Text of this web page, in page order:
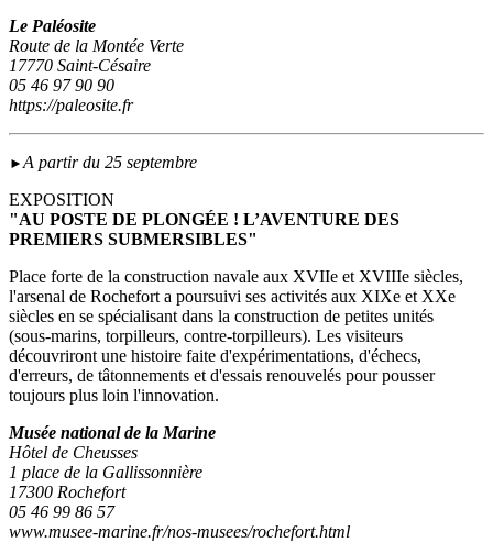
Le Paléosite
Route de la Montée Verte
17770 Saint-Césaire
05 46 97 90 90
https://paleosite.fr
►A partir du 25 septembre
EXPOSITION
"AU POSTE DE PLONGÉE ! L’AVENTURE DES
PREMIERS SUBMERSIBLES"
Place forte de la construction navale aux XVIIe et XVIIIe siècles,
l'arsenal de Rochefort a poursuivi ses activités aux XIXe et XXe
siècles en se spécialisant dans la construction de petites unités
(sous‑marins, torpilleurs, contre-torpilleurs). Les visiteurs
découvriront une histoire faite d'expérimentations, d'échecs,
d'erreurs, de tâtonnements et d'essais renouvelés pour pousser
toujours plus loin l'innovation.
Musée national de la Marine
Hôtel de Cheusses
1 place de la Gallissonnière
17300 Rochefort
05 46 99 86 57
www.musee-marine.fr/nos-musees/rochefort.html